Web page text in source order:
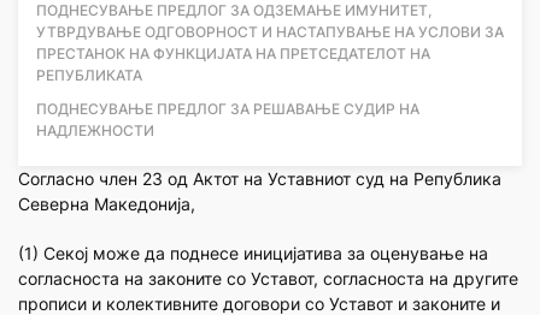
ПОДНЕСУВАЊЕ ПРЕДЛОГ ЗА ОДЗЕМАЊЕ ИМУНИТЕТ,
УТВРДУВАЊЕ ОДГОВОРНОСТ И НАСТАПУВАЊЕ НА УСЛОВИ ЗА
ПРЕСТАНОК НА ФУНКЦИЈАТА НА ПРЕТСЕДАТЕЛОТ НА
РЕПУБЛИКАТА
ПОДНЕСУВАЊЕ ПРЕДЛОГ ЗА РЕШАВАЊЕ СУДИР НА
НАДЛЕЖНОСТИ
Согласно член 23 од Актот на Уставниот суд на Република
Северна Македонија,
(1) Секој може да поднесе иницијатива за оценување на
согласноста на законите со Уставот, согласноста на другите
прописи и колективните договори со Уставот и законите и